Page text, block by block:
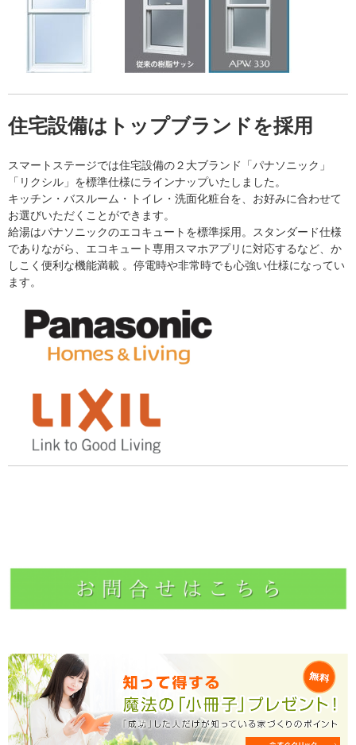
住宅設備はトップブランドを採用
スマートステージでは住宅設備の２大ブランド「パナソニック」
「リクシル」を標準仕様にラインナップいたしました。
キッチン・バスルーム・トイレ・洗面化粧台を、お好みに合わせて
お選びいただくことができます。
給湯はパナソニックのエコキュートを標準採用。スタンダード仕様
でありながら、エコキュート専用スマホアプリに対応するなど、か
しこく便利な機能満載 。停電時や非常時でも心強い仕様になってい
ます。